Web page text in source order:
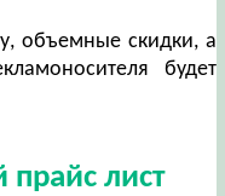
объемные скидки, а
будет
лист